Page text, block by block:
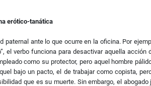
erótico-tanática
paternal ante lo que ocurre en la oficina. Por
el verbo funciona para desactivar aquella
como su protector, pero aquel hombre
bajo un pacto, el de trabajar como copista,
que es su muerte. Sin embargo, el